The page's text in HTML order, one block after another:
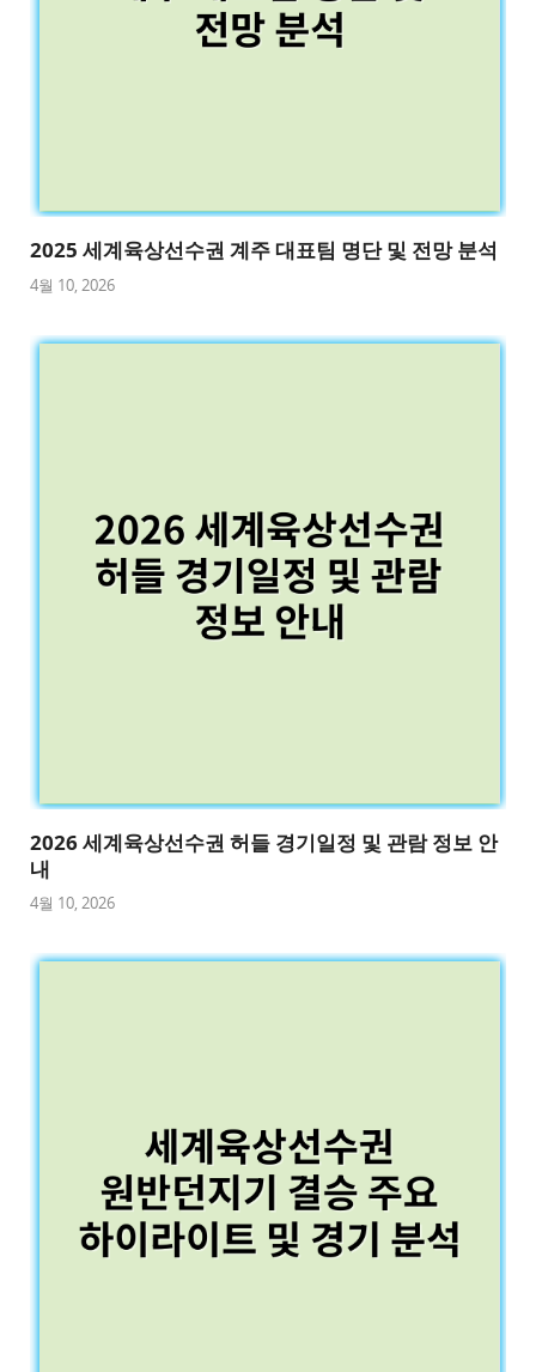
2025 세계육상선수권 계주 대표팀 명단 및 전망 분석
4월 10, 2026
2026 세계육상선수권 허들 경기일정 및 관람 정보 안
내
4월 10, 2026